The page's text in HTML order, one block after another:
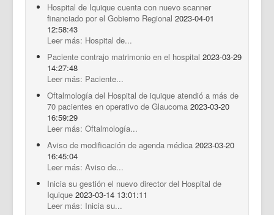
Hospital de Iquique cuenta con nuevo scanner
financiado por el Gobierno Regional 2023-04-01
12:58:43
Leer más: Hospital de...
Paciente contrajo matrimonio en el hospital 2023-03-29
14:27:48
Leer más: Paciente...
Oftalmología del Hospital de iquique atendió a más de
70 pacientes en operativo de Glaucoma 2023-03-20
16:59:29
Leer más: Oftalmología...
Aviso de modificación de agenda médica 2023-03-20
16:45:04
Leer más: Aviso de...
Inicia su gestión el nuevo director del Hospital de
Iquique 2023-03-14 13:01:11
Leer más: Inicia su...